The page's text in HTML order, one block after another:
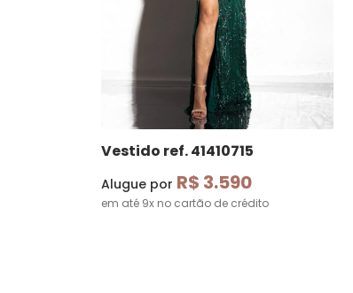
Vestido ref. 41410715
Alugue por R$ 3.590
em até 9x no cartão de crédito